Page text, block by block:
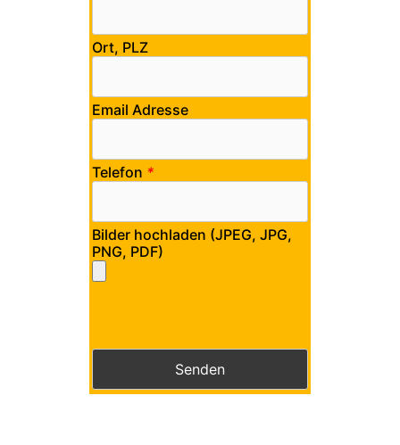
Ort, PLZ
Email Adresse
Telefon *
Bilder hochladen (JPEG, JPG,
PNG, PDF)
Bitte lasse dieses Feld leer.